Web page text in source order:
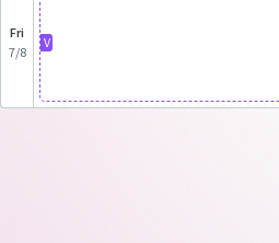
Fri
7/8
V